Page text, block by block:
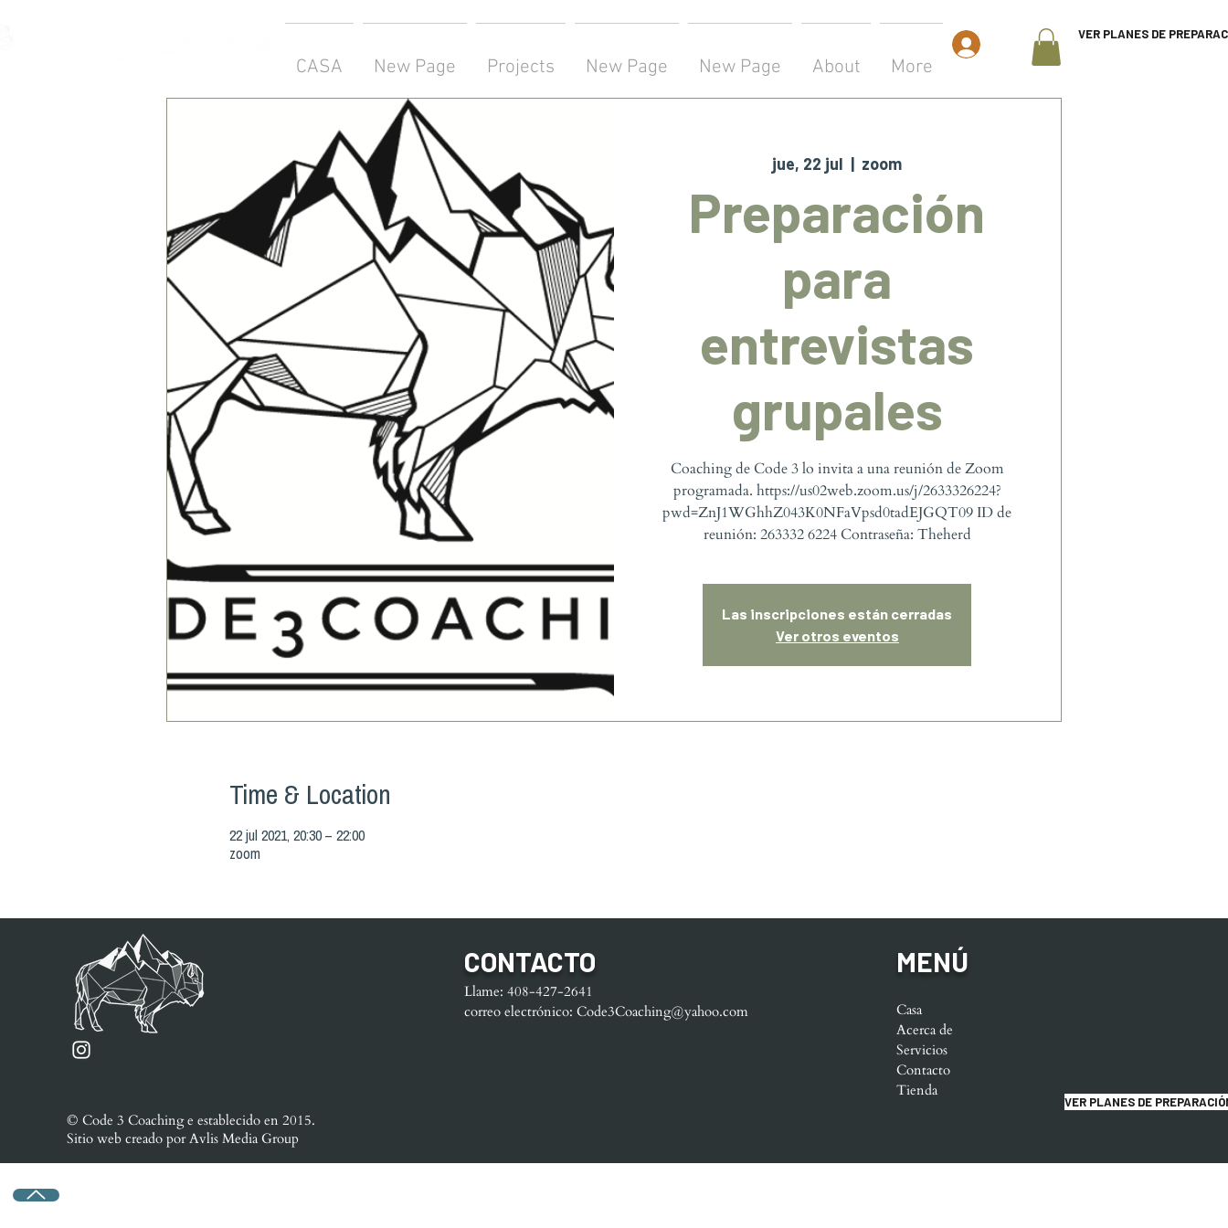
CASA New Page Projects New Page New Page About More
Iniciar sesión
VER PLANES DE
jue, 22 jul
  |
zoom
Preparación
para
entrevistas
grupales
Coaching de Code 3 lo invita a una reunión de Zoom
programada. https://us02web.zoom.us/j/2633326224?
pwd=ZnJ1WGhhZ043K0NFaVpsd0tadEJGQT09 ID de
reunión: 263332 6224 Contraseña: Theherd
Las inscripciones están cerradas
Ver otros eventos
Time & Location
22 jul 2021, 20:30 – 22:00
zoom
© Code 3 Coaching e establecido en 2015.
Sitio web creado porAvlis Media Group
CONTACTO
Llame: 408-427-2641
correo electrónico: Code3Coaching@yahoo.com
MENÚ
Casa
Acerca de
Servicios
Contacto
Tienda
VER PLANES DE